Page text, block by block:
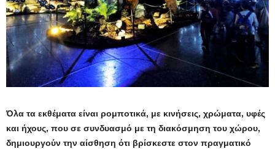
Όλα τα εκθέματα είναι ρομποτικά, με κινήσεις, χρώματα, υφές
και ήχους, που σε συνδυασμό με τη διακόσμηση του χώρου,
δημιουργούν την αίσθηση ότι βρίσκεστε στον πραγματικό